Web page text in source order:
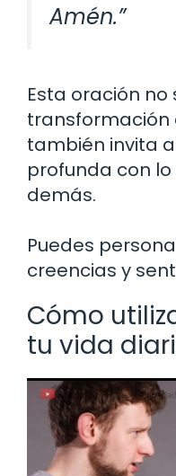
Amén.”
Esta oración no
transformación
también invita
profunda con lo
demás.
Puedes
creencias y
Cómo
tu vida